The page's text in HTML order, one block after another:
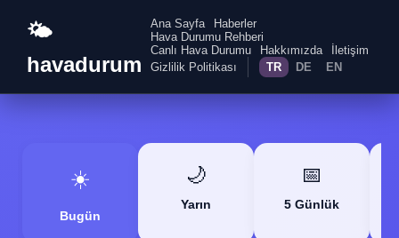
🌤️
havadurum
Ana Sayfa
Haberler
Hava Durumu Rehberi
Canlı Hava Durumu
Hakkımızda
İletişim
Gizlilik Politikası
TR DE EN
☀️
Bugün
🌙
Yarın
📅
5 Günlük